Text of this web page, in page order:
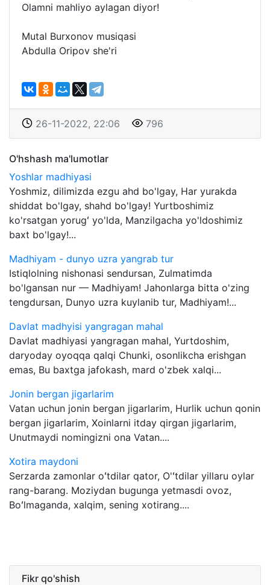
Olamni mahliyo aylagan diyor!
Mutal Burxonov musiqasi
Abdulla Oripov she'ri
26-11-2022, 22:06 796
O'hshash ma'lumotlar
Yoshlar madhiyasi
Yoshmiz, dilimizda ezgu ahd bo'lgay, Har yurakda
shiddat bo'lgay, shahd bo'lgay! Yurtboshimiz
ko'rsatgan yorugʻ yo'lda, Manzilgacha yo'ldoshimiz
baxt bo'lgay!...
Madhiyam - dunyo uzra yangrab tur
Istiqlolning nishonasi sendursan, Zulmatimda
bo'lgansan nur — Madhiyam! Jahonlarga bitta o'zing
tengdursan, Dunyo uzra kuylanib tur, Madhiyam!...
Davlat madhyisi yangragan mahal
Davlat madhiyasi yangragan mahal, Yurtdoshim,
daryoday oyoqqa qalqi Chunki, osonlikcha erishgan
emas, Bu baxtga jafokash, mard o'zbek xalqi...
Jonin bergan jigarlarim
Vatan uchun jonin bergan jigarlarim, Hurlik uchun qonin
bergan jigarlarim, Xoinlarni itday qirgan jigarlarim,
Unutmaydi nomingizni ona Vatan....
Xotira maydoni
Serzarda zamonlar oʻtdilar qator, O'ʻtdilar yillaru oylar
rang-barang. Moziydan bugunga yetmasdi ovoz,
Boʻlmaganda, xalqim, sening xotirang....
Fikr qo'shish